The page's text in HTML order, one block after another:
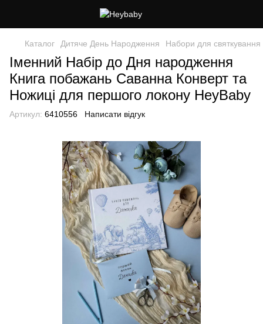
Каталог Дитяче День Народження Набори для
Іменний Набір до Дня народження
Книга побажань Саванна Конверт та
Ножиці для першого локону HeyBaby
Артикул: 6410556 Написати відгук